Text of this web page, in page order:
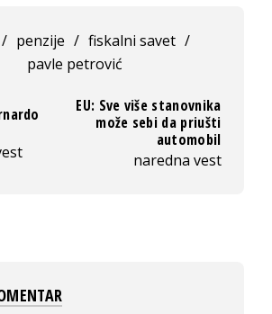
/ penzije / fiskalni savet /
pavle petrović
EU: Sve više stanovnika
može sebi da priušti
automobil
naredna vest